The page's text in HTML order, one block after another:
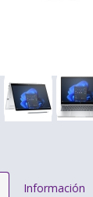
Información